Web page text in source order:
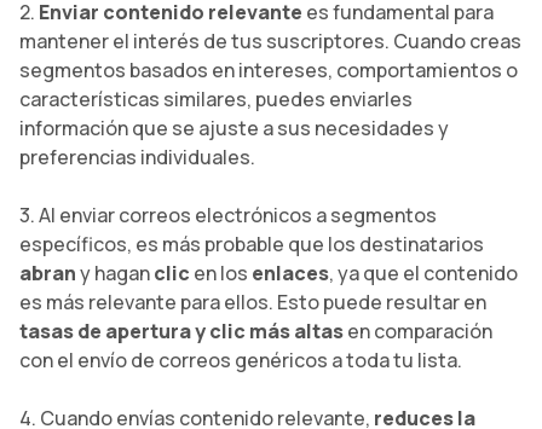
2. Enviar contenido relevante es fundamental para
mantener el interés de tus suscriptores. Cuando creas
segmentos basados en intereses, comportamientos o
características similares, puedes enviarles
información que se ajuste a sus necesidades y
preferencias individuales.
3. Al enviar correos electrónicos a segmentos
específicos, es más probable que los destinatarios
abrany haganclic en los enlaces, ya que el contenido
es más relevante para ellos. Esto puede resultar en
tasas de apertura y clic más altasen comparación
con el envío de correos genéricos a toda tu lista.
4. Cuando envías contenido relevante, reduces la